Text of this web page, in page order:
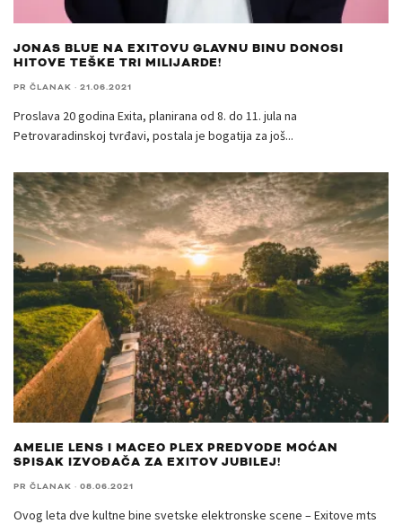
JONAS BLUE NA EXITOVU GLAVNU BINU DONOSI
HITOVE TEŠKE TRI MILIJARDE!
PR ČLANAK · 21.06.2021
Proslava 20 godina Exita, planirana od 8. do 11. jula na
Petrovaradinskoj tvrđavi, postala je bogatija za još...
AMELIE LENS I MACEO PLEX PREDVODE MOĆAN
SPISAK IZVOĐAČA ZA EXITOV JUBILEJ!
PR ČLANAK · 08.06.2021
Ovog leta dve kultne bine svetske elektronske scene – Exitove mts